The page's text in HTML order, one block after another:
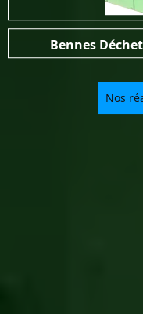
Bennes
Nos